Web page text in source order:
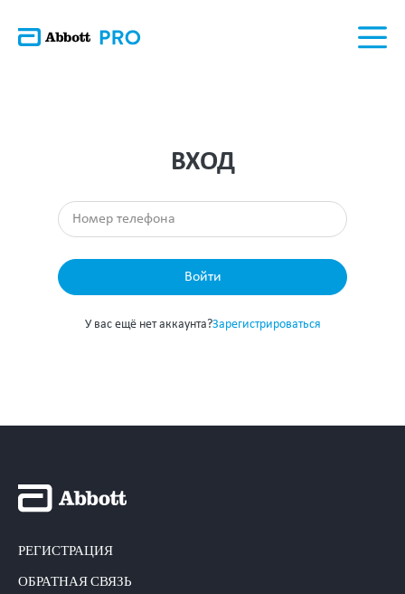
ВХОД
Войти
У вас ещё нет аккаунта?Зарегистрироваться
РЕГИСТРАЦИЯ
ОБРАТНАЯ СВЯЗЬ